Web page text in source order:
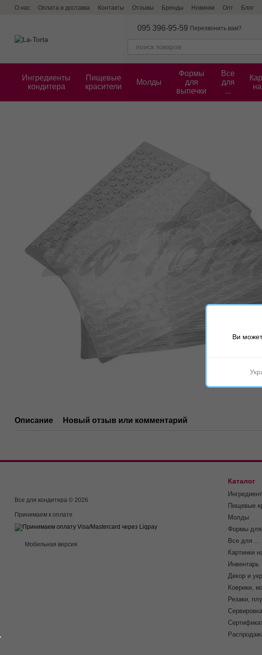
Перейти к основному контенту
О нас Оплата и доставка Контакты Отзывы Бренды Новинки Опт Блог
095 396-95-59 Перезвонить вам?
Ингредиенты
кондитера
Пищевые
красители
Молды
Формы
для
выпечки
Все
для
...
Описание Новый отзыв или комментарий
Все для кондитера © 2026
Принимаем к оплате
Мобильная версия
Каталог
Пищевые
Молды
Формы для
Все для ...
Картинки
Инвентарь
Декор и
Коврики,
Резаки,
Ви